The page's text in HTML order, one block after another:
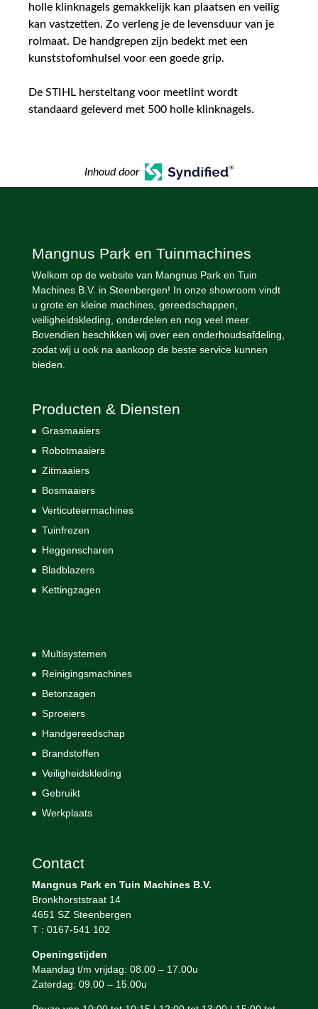
holle klinknagels gemakkelijk kan plaatsen en veilig
kan vastzetten. Zo verleng je de levensduur van je
rolmaat. De handgrepen zijn bedekt met een
kunststofomhulsel voor een goede grip.
De STIHL hersteltang voor meetlint wordt
standaard geleverd met 500 holle klinknagels.
Inhoud door
Mangnus Park en Tuinmachines
Welkom op de website van Mangnus Park en Tuin
Machines B.V. in Steenbergen! In onze showroom vindt
u grote en kleine machines, gereedschappen,
veiligheidskleding, onderdelen en nog veel meer.
Bovendien beschikken wij over een onderhoudsafdeling,
zodat wij u ook na aankoop de beste service kunnen
bieden.
Producten & Diensten
Grasmaaiers
Robotmaaiers
Zitmaaiers
Bosmaaiers
Verticuteermachines
Tuinfrezen
Heggenscharen
Bladblazers
Kettingzagen
Multisystemen
Reinigingsmachines
Betonzagen
Sproeiers
Handgereedschap
Brandstoffen
Veiligheidskleding
Gebruikt
Werkplaats
Contact
Mangnus Park en Tuin Machines B.V.
Bronkhorststraat 14
4651 SZ Steenbergen
T : 0167-541 102
Openingstijden
Maandag t/m vrijdag: 08.00 – 17.00u
Zaterdag: 09.00 – 15.00u